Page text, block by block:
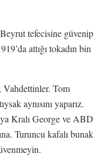
tefecisine güvenip
attığı tokadın bin
Tom
aynısını yaparız.
Kralı George ve ABD
Turuncu kafalı bunak